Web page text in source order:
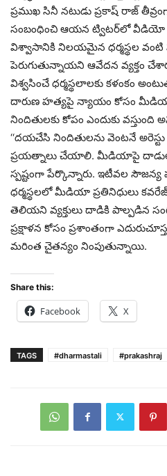
ప్రముఖ సినీ నటుడు ప్రకాష్ రాజ్
సంబంధించి ఆయన ట్విటర్‌లో వీడియో
విశ్వాసానికి నిలయమైన ధర్మస్థల వంటి
పెరుగుతున్నాయని ఆవేదన వ్యక్తం
విశ్వసించే ధర్మస్థలాలకు కళంకం
దారుణ హత్యపై న్యాయం కోసం మీడియా
నిందితులకు కోపం ఎందుకు వస్తుంది
‘‘దయచేసి నిందితులను వెంటనే
ప్రయత్నాలు చేయాలి. మీడియాపై
స్పష్టంగా పేర్కొన్నారు. ఇటీవల
ధర్మస్థలలో మీడియా ప్రతినిధులు కవరేజ్
తెలియని వ్యక్తులు దాడికి పాల్పడిన
ప్రక్షాళన కోసం ప్రశాంతంగా
మరింత చైతన్యం నింపుతున్నాయి.
Share this:
Facebook X
TAGS #dharmastali #prakashraj